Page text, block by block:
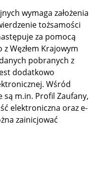
wymaga założenia
tożsamości
za pomocą
Węzłem Krajowym
pobranych z
dodatkowo
Wśród
m.in. Profil Zaufany,
elektroniczna oraz e-
zainicjować